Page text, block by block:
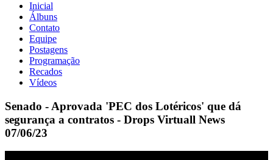
Inicial
Álbuns
Contato
Equipe
Postagens
Programação
Recados
Vídeos
Senado - Aprovada 'PEC dos Lotéricos' que dá
segurança a contratos - Drops Virtuall News
07/06/23